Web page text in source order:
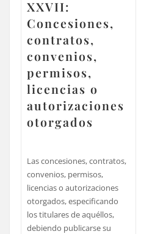
XXVII:
Concesiones,
contratos,
convenios,
permisos,
licencias o
autorizaciones
otorgados
Las concesiones, contratos,
convenios, permisos,
licencias o autorizaciones
otorgados, especificando
los titulares de aquéllos,
debiendo publicarse su